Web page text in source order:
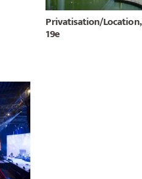
Privatisation/
19e